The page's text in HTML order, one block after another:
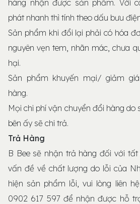
hàng nhận được sản phẩm. Với
phát nhanh thì tính theo dấu bưu
Sản phẩm khi đổi lại phải có hóa
nguyên vẹn tem, nhãn mác, chưa
hại.
Sản phẩm khuyến mại/ giảm
hàng.
Mọi chi phí vận chuyển đổi hàng do
bên ấy sẽ chi trả.
Trả Hàng
B Bee sẽ nhận trả hàng đối với
vấn đề về chất lượng do lỗi của
hiện sản phẩm lỗi, vui lòng liên
0902 617 597 để nhận được hỗ